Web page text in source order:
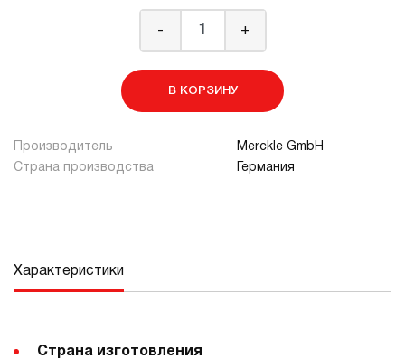
- +
В КОРЗИНУ
Производитель
Merckle GmbH
Страна производства
Германия
Характеристики
Страна изготовления